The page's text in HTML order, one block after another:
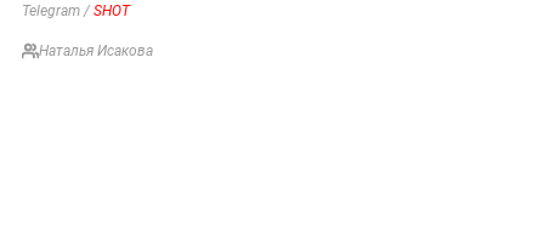
Telegram / SHOT
Наталья Исакова